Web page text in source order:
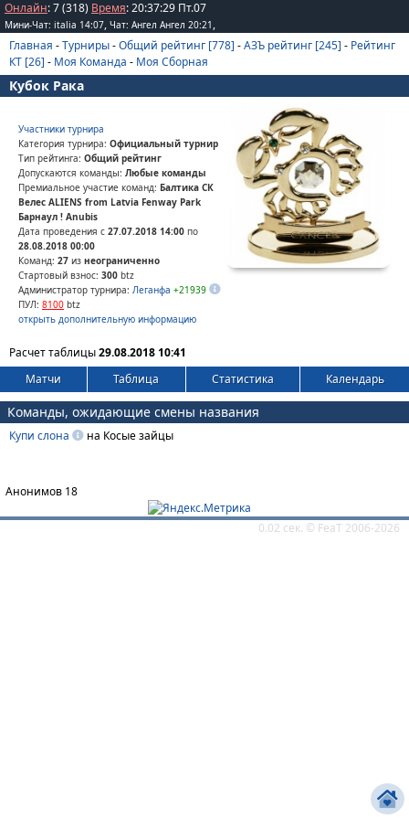
Онлайн: 7 (318) Время:20:37:29 Пт.07
Мини-Чат: italia 14:07, Чат: Ангел Ангел 20:21 ,
Главная -Турниры-Общий рейтинг [778] -АЗЪ рейтинг [245] - Рейтинг
КТ [26] - Моя Команда - Моя Сборная
Кубок Рака
Участники турнира
Категория турнира: Официальный турнир
Тип рейтинга: Общий рейтинг
Допускаются команды: Любые команды
Премиальное участие команд: Балтика СК
Велес ALIENS from Latvia Fenway Park
Барнаул ! Anubis
Дата проведения с 27.07.2018 14:00 по
28.08.2018 00:00
Команд: 27 из неограниченно
Стартовый взнос: 300 btz
Администратор турнира: Леганфа +21939
ПУЛ: 8100 btz
открыть дополнительную информацию
Расчет таблицы29.08.2018 10:41
Матчи
Таблица Статистика Календарь
Команды, ожидающие смены названия
Купи слона на Косые зайцы
Анонимов 18
0.02 сек. © FeaT 2006-2026